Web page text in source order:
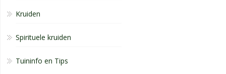
Kruiden
Spirituele kruiden
Tuininfo en Tips